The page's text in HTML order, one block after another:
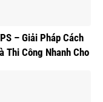
– Giải Pháp Cách
Thi Công Nhanh Cho